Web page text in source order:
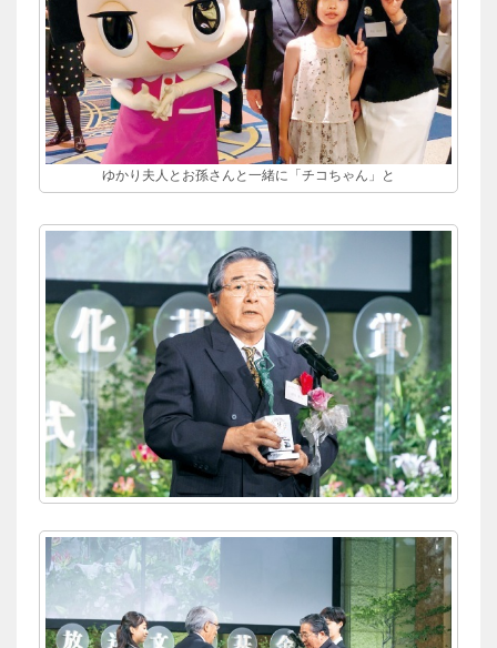
ゆかり夫人とお孫さんと一緒に「チコちゃん」と